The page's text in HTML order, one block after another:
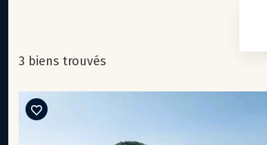
3 biens trouvés